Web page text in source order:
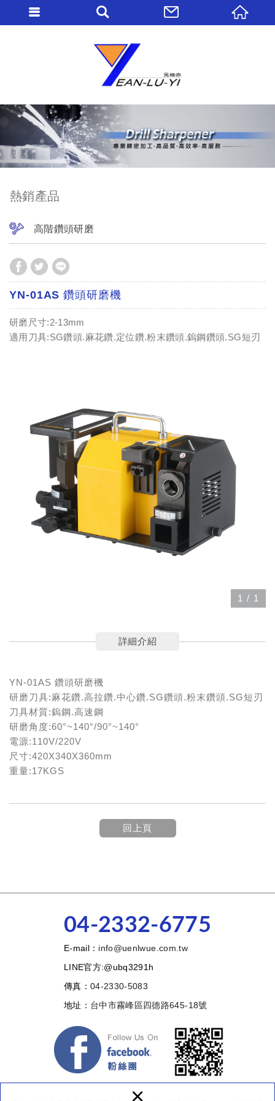
×
熱銷產品
高階鑽頭研磨
YN-01AS 鑽頭研磨機
研磨尺寸:2-13mm
適用刀具:SG鑽頭.麻花鑽.定位鑽.粉末鑽頭.鎢鋼鑽頭.SG短刃
1 / 1
詳細介紹
YN-01AS 鑽頭研磨機
研磨刀具:麻花鑽.高拉鑽.中心鑽.SG鑽頭.粉末鑽頭.SG短刃
刀具材質:鎢鋼.高速鋼
研磨角度:60°~140°/90°~140°
電源:110V/220V
尺寸:420X340X360mm
重量:17KGS
回上頁
04-2332-6775
E-mail： info@uenlwue.com.tw
LINE官方:@ubq3291h
傳真： 04-2330-5083
地址： 台中市霧峰區四德路645-18號